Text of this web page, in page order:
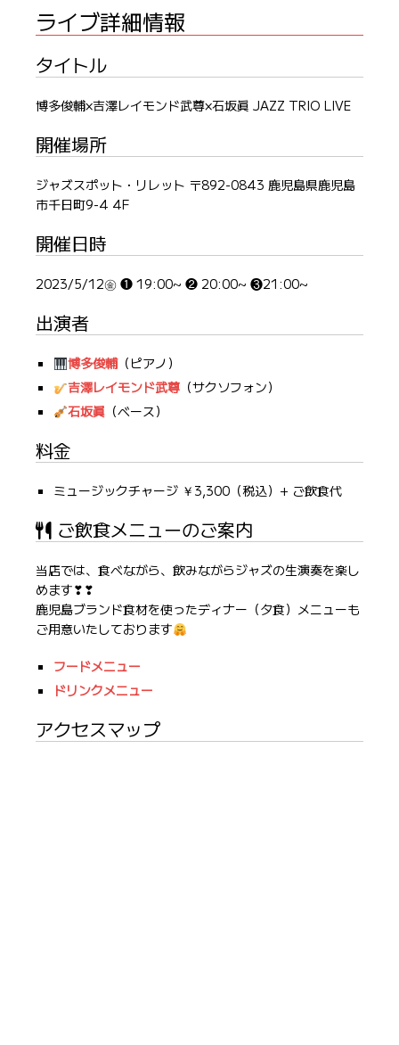
ライブ詳細情報
タイトル
博多俊輔×吉澤レイモンド武尊×石坂眞 JAZZ TRIO LIVE
開催場所
ジャズスポット・リレット 〒892-0843 鹿児島県鹿児島
市千日町9-4 4F
開催日時
2023/5/12㊎ ❶ 19:00~ ❷ 20:00~ ❸21:00~
出演者
博多俊輔（ピアノ）
吉澤レイモンド武尊（サクソフォン）
石坂眞（ベース）
料金
ミュージックチャージ ￥3,300（税込）+ ご飲食代
ご飲食メニューのご案内
当店では、食べながら、飲みながらジャズの生演奏を楽し
めます❣❣
鹿児島ブランド食材を使ったディナー（夕食）メニューも
ご用意いたしております
フードメニュー
ドリンクメニュー
アクセスマップ